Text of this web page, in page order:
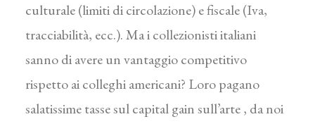
culturale (limiti di circolazione) e fiscale (Iva,
tracciabilità, ecc.). Ma i collezionisti italiani
sanno di avere un vantaggio competitivo
rispetto ai colleghi americani? Loro pagano
salatissime tasse sul capital gain sull’arte , da noi